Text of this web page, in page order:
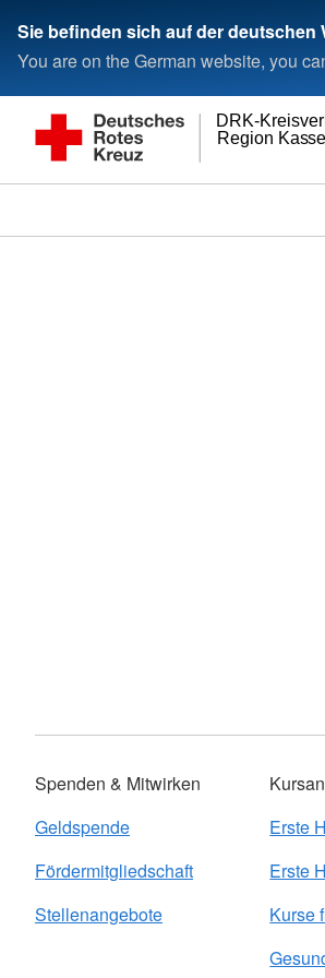
Sie befinden sich auf der deutschen
You are on the German website, you
Region
DRK-
Spenden & Mitwirken
Geldspende
Fördermitgliedschaft
Stellenangebote
Erste
Erste
Kurse